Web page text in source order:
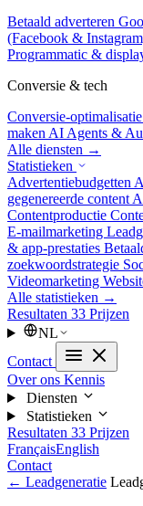
Betaald adverteren
(Facebook &
Programmatic &
Conversie & tech
Conversie-
maken AI Agents &
Alle diensten →
Statistieken
Advertentiebudgetten
gegenereerde content
Contentproductie
E-mailmarketing
& app-prestaties
zoekwoordstrategie
Videomarketing
Alle statistieken →
Resultaten 33 Prijzen
NL
Contact
Over ons Kennis
Diensten
Statistieken
Resultaten 33 Prijzen
FrançaisEnglish
Contact
← Leadgeneratie